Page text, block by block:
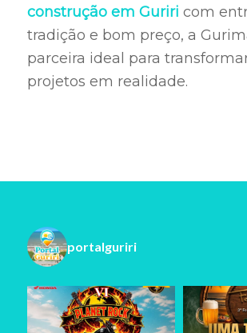
construção em Guriri com
tradição e bom preço, a
parceira ideal para
projetos em realidade.
portalguriri